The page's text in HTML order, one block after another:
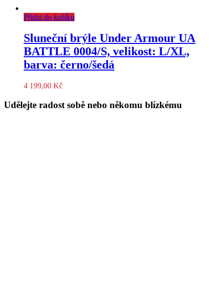
Přidat do košíku
Sluneční brýle Under Armour UA
BATTLE 0004/S, velikost: L/XL,
barva: černo/šedá
4 199,00 Kč
Udělejte radost sobě nebo někomu blízkému